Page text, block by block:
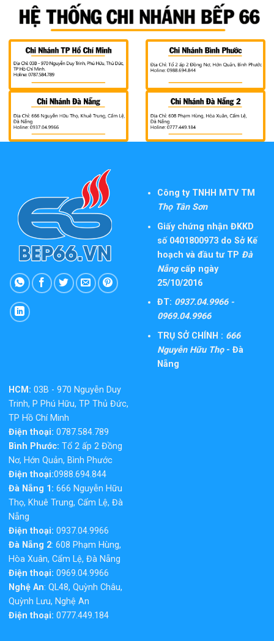
Công ty TNHH MTV TM
Thọ Tân Sơn
Giấy chứng nhận ĐKKD
số 0401800973 do Sở Kế
hoạch và đầu tư TP Đà
Nẵngcấp ngày
25/10/2016
ĐT: 0937.04.9966 -
0969.04.9966
TRỤ SỞ CHÍNH : 666
Nguyễn Hữu Thọ- Đà
Nẵng
HCM: 03B - 970 Nguyễn Duy
Trinh, P Phú Hữu, TP Thủ Đức,
TP Hồ Chí Minh
Điện thoại: 0787.584.789
Bình Phước: Tổ 2 ấp 2 Đồng
Nơ, Hớn Quản, Bình Phước
Điện thoại:0988.694.844
Đà Nẵng 1: 666 Nguyễn Hữu
Thọ, Khuê Trung, Cẩm Lệ, Đà
Nẵng
Điện thoại: 0937.04.9966
Đà Nẵng 2: 608 Phạm Hùng,
Hòa Xuân, Cẩm Lệ, Đà Nẵng
Điện thoại: 0969.04.9966
Nghệ An: QL48, Quỳnh Châu,
Quỳnh Lưu, Nghệ An
Điện thoại: 0777.449.184